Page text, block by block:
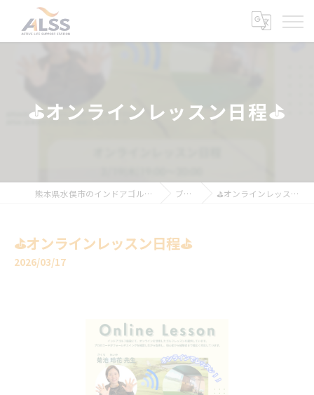
⛳️オンラインレッスン日程⛳️
熊本県水俣市のインドアゴルフならALSS ブログ ⛳️オンラインレッスン日程⛳️
⛳️オンラインレッスン日程⛳️
2026/03/17